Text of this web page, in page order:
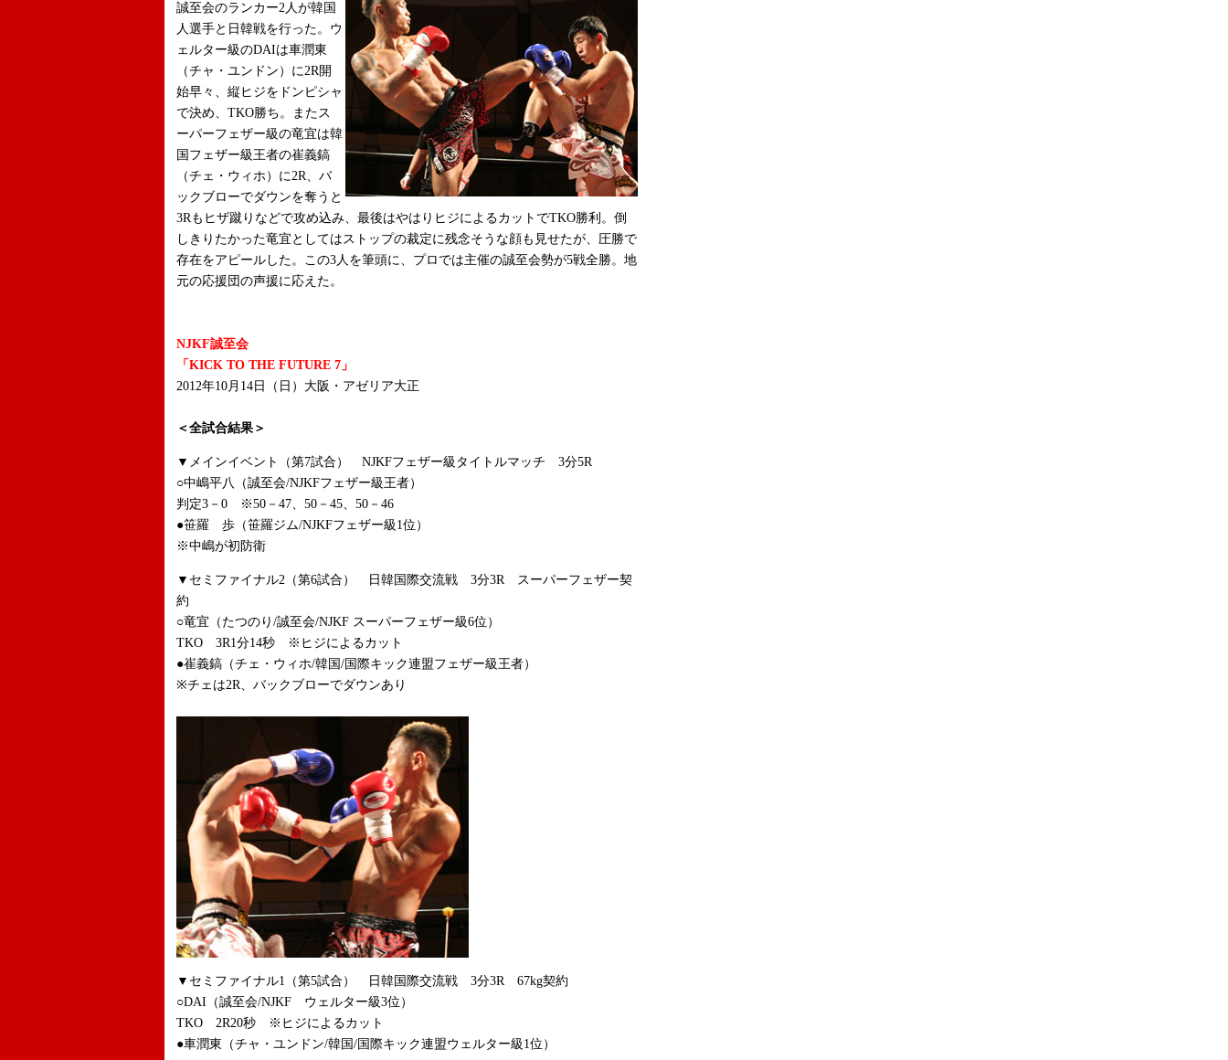
誠至会のランカー2人が韓国
人選手と日韓戦を行った。ウ
ェルター級のDAIは車潤東
（チャ・ユンドン）に2R開
始早々、縦ヒジをドンピシャ
で決め、TKO勝ち。またス
ーパーフェザー級の竜宜は韓
国フェザー級王者の崔義鎬
（チェ・ウィホ）に2R、バ
ックブローでダウンを奪うと
3Rもヒザ蹴りなどで攻め込み、最後はやはりヒジによるカットでTKO勝利。倒
しきりたかった竜宜としてはストップの裁定に残念そうな顔も見せたが、圧勝で
存在をアピールした。この3人を筆頭に、プロでは主催の誠至会勢が5戦全勝。地
元の応援団の声援に応えた。
NJKF誠至会
「KICK TO THE FUTURE 7」
2012年10月14日（日）大阪・アゼリア大正
＜全試合結果＞
▼メインイベント（第7試合） NJKFフェザー級タイトルマッチ 3分5R
○中嶋平八（誠至会/NJKFフェザー級王者）
判定3－0 ※50－47、50－45、50－46
●笹羅 歩（笹羅ジム/NJKFフェザー級1位）
※中嶋が初防衛
▼セミファイナル2（第6試合） 日韓国際交流戦 3分3R スーパーフェザー契
約
○竜宜（たつのり/誠至会/NJKF スーパーフェザー級6位）
TKO 3R1分14秒 ※ヒジによるカット
●崔義鎬（チェ・ウィホ/韓国/国際キック連盟フェザー級王者）
※チェは2R、バックブローでダウンあり
▼セミファイナル1（第5試合） 日韓国際交流戦 3分3R 67kg契約
○DAI（誠至会/NJKF ウェルター級3位）
TKO 2R20秒 ※ヒジによるカット
●車潤東（チャ・ユンドン/韓国/国際キック連盟ウェルター級1位）